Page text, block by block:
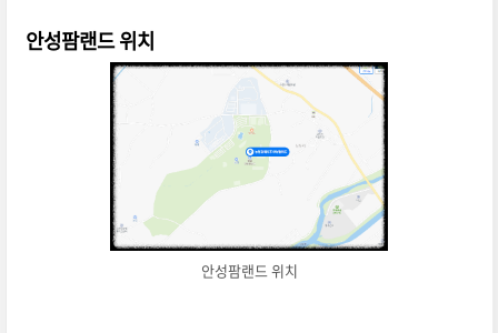
안성팜랜드 위치
안성팜랜드 위치